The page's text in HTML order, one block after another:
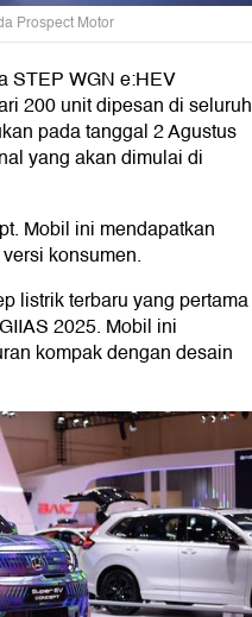
Prospect Motor
STEP WGN e:HEV
200 unit dipesan di seluruh
pada tanggal 2 Agustus
yang akan dimulai di
Mobil ini mendapatkan
konsumen.
listrik terbaru yang pertama
2025. Mobil ini
kompak dengan desain